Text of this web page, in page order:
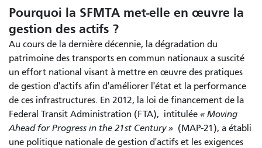
Pourquoi la SFMTA met-elle en œuvre la
gestion des actifs ?
Au cours de la dernière décennie, la dégradation du
patrimoine des transports en commun nationaux a suscité
un effort national visant à mettre en œuvre des pratiques
de gestion d'actifs afin d'améliorer l'état et la performance
de ces infrastructures. En 2012, la loi de financement de la
Federal Transit Administration (FTA), intitulée « Moving
Ahead for Progress in the 21st Century » (MAP-21), a établi
une politique nationale de gestion d'actifs et les exigences